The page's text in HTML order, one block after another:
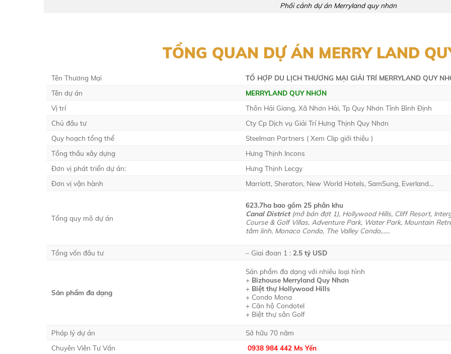
Phối cảnh dự án Merryland quy nhơn
TỔNG QUAN DỰ ÁN MERRY LAND
Tên Thương Mại
TỔ HỢP DU LỊCH THƯƠNG MẠI GIẢI TRÍ MERRYLAND QUY
Tên dự án
MERRYLAND QUY NHƠN
Vị trí
Thôn Hải Giang, Xã Nhơn Hải, Tp Quy Nhơn Tỉnh Bình Định
Chủ đầu tư
Cty Cp Dịch vụ Giải Trí Hưng Thịnh Quy Nhơn
Quy hoạch tổng thể
Steelman Partners ( Xem Clip giới thiệu )
Tổng thầu xây dựng
Hưng Thịnh Incons
Đơn vị phát triển dự án:
Hưng Thịnh Lecgy
Đơn vị vận hành
Marriott, Sheraton, New World Hotels, SamSung, Everland…
Tổng quy mô dự án
623.7ha bao gồm 25 phân khu
Canal District(mở bán đợt 1), Hollywood Hills, Cliff Resort,
Course & Golf Villas, Adventure Park, Water Park, Mountain
tâm linh, Monaco Condo, The Valley Condo,…..
Tổng vốn đầu tư – Giai đoan 1 : 2.5 tỷ USD
Sản phẩm đa dạng
Sản phẩm đa dạng với nhiều loại hình
+ Bizhouse Merryland Quy Nhơn
+ Biệt thự Hollywood Hills
+ Condo Mona
+ Căn hộ Condotel
+ Biệt thự sân Golf
Pháp lý dự án
Sở hữu 70 năm
Chuyên Viên Tư Vấn
0938 984 442 Ms Yến